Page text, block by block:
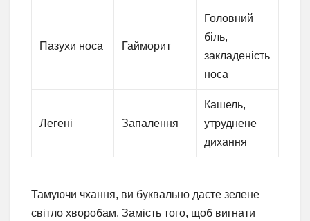
Пазухи носа Гайморит
Головний
біль,
закладеність
носа
Легені Запалення
Кашель,
утруднене
дихання
Тамуючи чхання, ви буквально даєте зелене
світло хворобам. Замість того, щоб вигнати